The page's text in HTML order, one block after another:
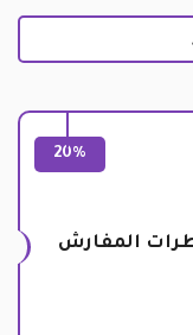
20%